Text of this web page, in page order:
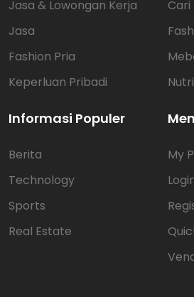
Jasa & Lowongan Kerja
Jasa
Fashion Pria
Keperluan Pribadi
Cari
Informasi Populer
Berita
Technology
Sports
Real Estate
My